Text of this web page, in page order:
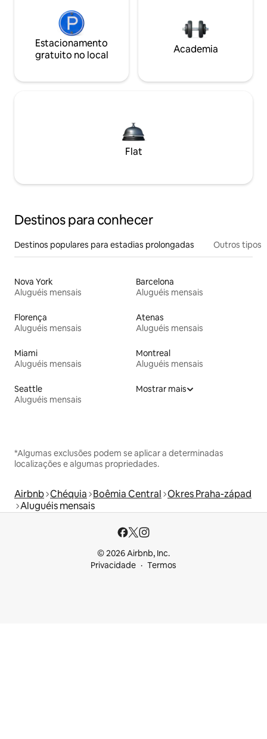
Estacionamento
gratuito no local
Academia
Flat
Destinos para conhecer
Destinos populares para estadias prolongadas Outros tipos
Nova York
Aluguéis mensais
Barcelona
Aluguéis mensais
Florença
Aluguéis mensais
Atenas
Aluguéis mensais
Miami
Aluguéis mensais
Montreal
Aluguéis mensais
Seattle
Aluguéis mensais
Mostrar mais
*Algumas exclusões podem se aplicar a determinadas
localizações e algumas propriedades.
Airbnb Chéquia Boêmia Central Okres Praha-západ
Aluguéis mensais
© 2026 Airbnb, Inc.
Privacidade
Termos